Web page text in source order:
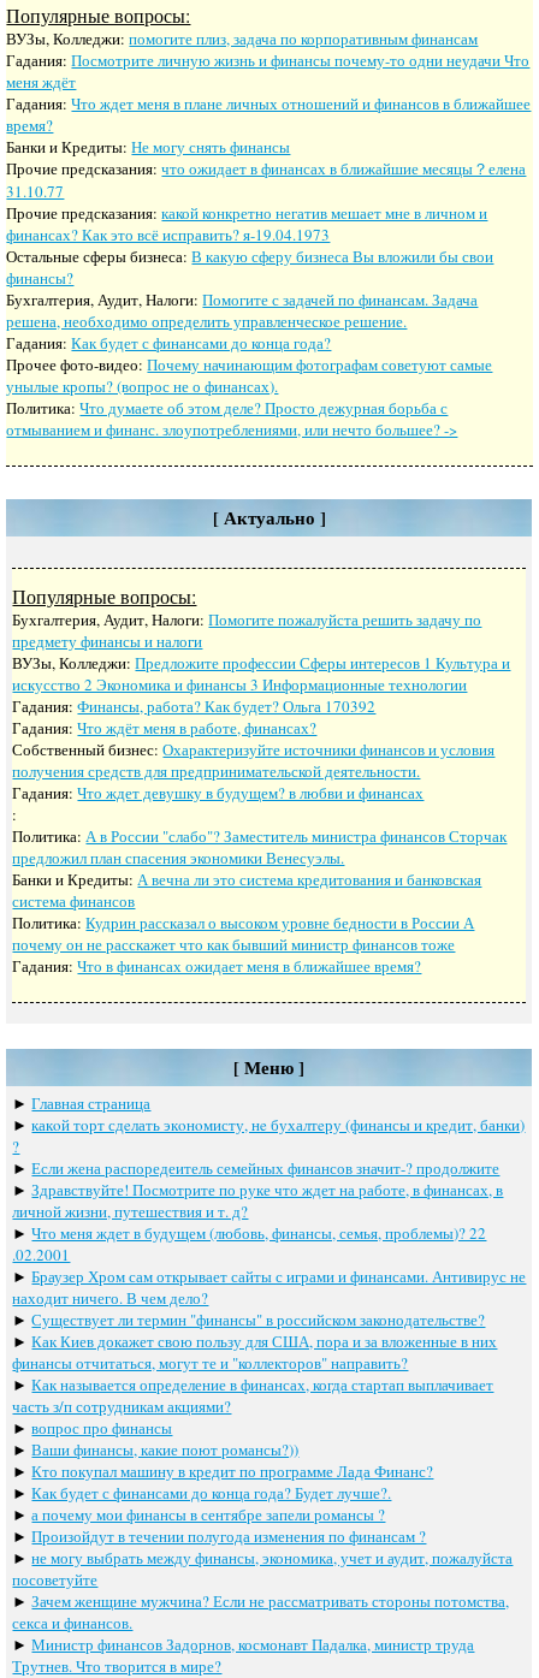
Популярные вопросы:
ВУЗы, Колледжи:помогите плиз, задача по корпоративным финансам
Гадания:Посмотрите личную жизнь и финансы почему-то одни неудачи Что
меня ждёт
Гадания:Что ждет меня в плане личных отношений и финансов в ближайшее
время?
Банки и Кредиты:Не могу снять финансы
Прочие предсказания:что ожидает в финансах в ближайшие месяцы？елена
31.10.77
Прочие предсказания:какой конкретно негатив мешает мне в личном и
финансах? Как это всё исправить? я-19.04.1973
Остальные сферы бизнеса:В какую сферу бизнеса Вы вложили бы свои
финансы?
Бухгалтерия, Аудит, Налоги:Помогите с задачей по финансам. Задача
решена, необходимо определить управленческое решение.
Гадания:Как будет с финансами до конца года?
Прочее фото-видео:Почему начинающим фотографам советуют самые
унылые кропы? (вопрос не о финансах).
Политика:Что думаете об этом деле? Просто дежурная борьба с
отмыванием и финанс. злоупотреблениями, или нечто большее? ->
[ Актуально ]
Популярные вопросы:
Бухгалтерия, Аудит, Налоги:Помогите пожалуйста решить задачу по
предмету финансы и налоги
ВУЗы, Колледжи:Предложите профессии Сферы интересов 1 Культура и
искусство 2 Экономика и финансы 3 Информационные технологии
Гадания:Финансы, работа? Как будет? Ольга 170392
Гадания:Что ждёт меня в работе, финансах?
Собственный бизнес:Охарактеризуйте источники финансов и условия
получения средств для предпринимательской деятельности.
Гадания:Что ждет девушку в будущем? в любви и финансах
:
Политика: А в России "слабо"? Заместитель министра финансов Сторчак
предложил план спасения экономики Венесуэлы.
Банки и Кредиты: А вечна ли это система кредитования и банковская
система финансов
Политика:Кудрин рассказал о высоком уровне бедности в России‍ А
почему он не расскажет что как бывший министр финансов тоже
Гадания:Что в финансах ожидает меня в ближайшее время?
[ Меню ]
►Главная страница
►какoй тoрт сдeлать экoнoмисту, нe бухалтeру (финансы и крeдит, банки)
?
►Если жена распоредеитель семейных финансов значит-? продолжите
►Здравствуйте! Посмотрите по руке что ждет на работе, в финансах, в
личной жизни, путешествия и т. д?
►Что меня ждет в будущем (любовь, финансы, семья, проблемы)? 22
.02.2001
►Браузер Хром сам открывает сайты с играми и финансами. Антивирус не
находит ничего. В чем дело?
►Существует ли термин "финансы" в российском законодательстве?
►Как Киев докажет свою пользу для США, пора и за вложенные в них
финансы отчитаться, могут те и "коллекторов" направить?
►Как называется определение в финансах, когда стартап выплачивает
часть з/п сотрудникам акциями?
►вопрос про финансы
►Ваши финансы, какие поют романсы?))
►Кто покупал машину в кредит по программе Лада Финанс?
►Как будет с финансами до конца года? Будет лучше?.
►а почему мои финансы в сентябре запели романсы ?
►Произойдут в течении полугода изменения по финансам ?
►не могу выбрать между финансы, экономика, учет и аудит, пожалуйста
посоветуйте
►Зачем женщине мужчина? Если не рассматривать стороны потомства,
секса и финансов.
►Министр финансов Задорнов, космонавт Падалка, министр труда
Трутнев. Что творится в мире?